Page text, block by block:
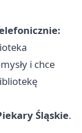
i chce
Śląskie.